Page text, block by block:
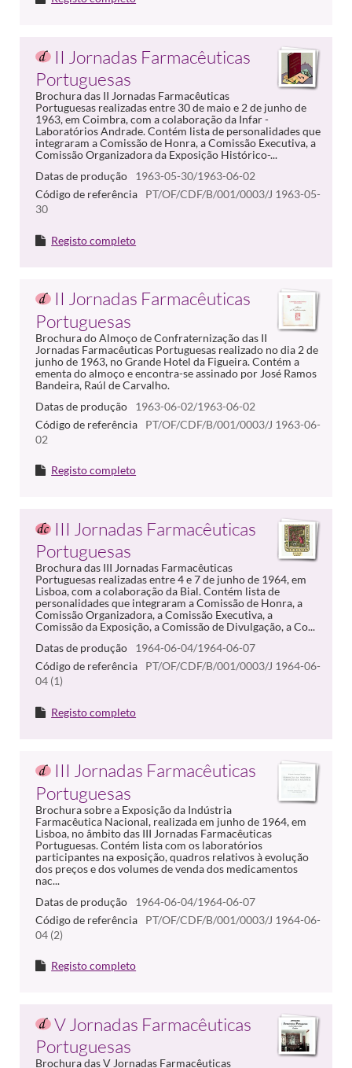
II Jornadas Farmacêuticas
Portuguesas
Brochura das II Jornadas Farmacêuticas
Portuguesas realizadas entre 30 de maio e 2 de junho de
1963, em Coimbra, com a colaboração da Infar -
Laboratórios Andrade. Contém lista de personalidades que
integraram a Comissão de Honra, a Comissão Executiva, a
Comissão Organizadora da Exposição Histórico-...
Datas de produção
1963-05-30/1963-06-02
Código de referência
PT/OF/CDF/B/001/0003/J 1963-05-
30
Registo completo
II Jornadas Farmacêuticas
Portuguesas
Brochura do Almoço de Confraternização das II
Jornadas Farmacêuticas Portuguesas realizado no dia 2 de
junho de 1963, no Grande Hotel da Figueira. Contém a
ementa do almoço e encontra-se assinado por José Ramos
Bandeira, Raúl de Carvalho.
Datas de produção
1963-06-02/1963-06-02
Código de referência
PT/OF/CDF/B/001/0003/J 1963-06-
02
Registo completo
III Jornadas Farmacêuticas
Portuguesas
Brochura das III Jornadas Farmacêuticas
Portuguesas realizadas entre 4 e 7 de junho de 1964, em
Lisboa, com a colaboração da Bial. Contém lista de
personalidades que integraram a Comissão de Honra, a
Comissão Organizadora, a Comissão Executiva, a
Comissão da Exposição, a Comissão de Divulgação, a Co...
Datas de produção
1964-06-04/1964-06-07
Código de referência
PT/OF/CDF/B/001/0003/J 1964-06-
04 (1)
Registo completo
III Jornadas Farmacêuticas
Portuguesas
Brochura sobre a Exposição da Indústria
Farmacêutica Nacional, realizada em junho de 1964, em
Lisboa, no âmbito das III Jornadas Farmacêuticas
Portuguesas. Contém lista com os laboratórios
participantes na exposição, quadros relativos à evolução
dos preços e dos volumes de venda dos medicamentos
nac...
Datas de produção
1964-06-04/1964-06-07
Código de referência
PT/OF/CDF/B/001/0003/J 1964-06-
04 (2)
Registo completo
V Jornadas Farmacêuticas
Portuguesas
Brochura das V Jornadas Farmacêuticas